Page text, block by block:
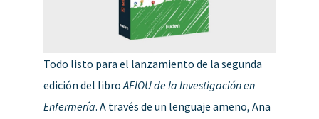
Todo listo para el lanzamiento de la segunda
edición del libroAEIOU de la Investigación en
Enfermería. A través de un lenguaje ameno, Ana